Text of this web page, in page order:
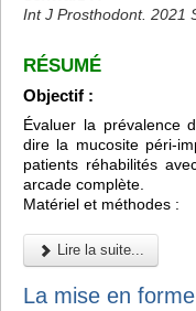
Int J Prosthodont. 2021
RÉSUMÉ
Objectif :
Évaluer la prévalence
dire la mucosite péri-
patients réhabilités
arcade complète.
Matériel et méthodes :
Lire la suite...
La mise en